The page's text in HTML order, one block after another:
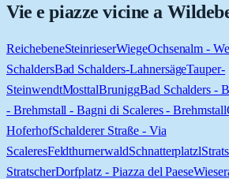
Vie e piazze vicine a
ReichebeneSteinrieserWiegeOchsenalm -
SchaldersBad Schalders-LahnersägeTauper-
SteinwendtMosttalBruniggBad Schalders -
- Brehmstall - Bagni di Scaleres - Brehmstall
HoferhofSchalderer Straße - Via
ScaleresFeldthurnerwaldSchnatterplatzl
StratscherDorfplatz - Piazza del Paese